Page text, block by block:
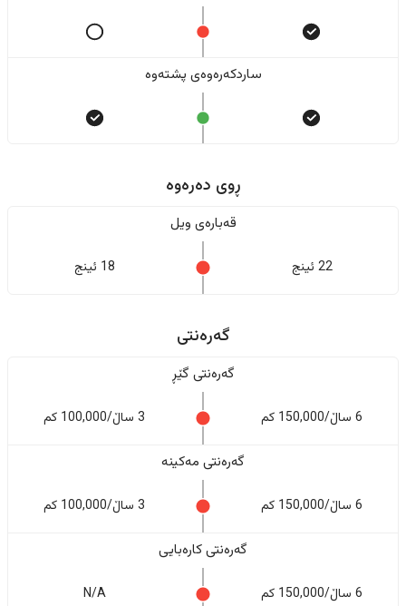
ساردکەرەوەی پشتەوە
ڕوی دەرەوە
قەبارەی ویل
22 ئینج 18 ئینج
گەرەنتی
گەرەنتی گێڕ
6 ساڵ/150,000 کم 3 ساڵ/100,000 کم
گەرەنتی مەکینە
6 ساڵ/150,000 کم 3 ساڵ/100,000 کم
گەرەنتی کارەبایی
6 ساڵ/150,000 کم N/A